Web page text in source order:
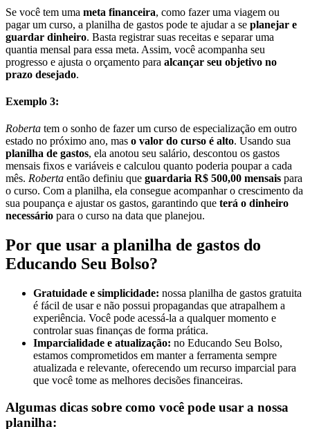
Se você tem uma meta financeira, como fazer uma viagem ou
pagar um curso, a planilha de gastos pode te ajudar a se planejar e
guardar dinheiro. Basta registrar suas receitas e separar uma
quantia mensal para essa meta. Assim, você acompanha seu
progresso e ajusta o orçamento para alcançar seu objetivo no
prazo desejado.
Exemplo 3:
Roberta tem o sonho de fazer um curso de especialização em outro
estado no próximo ano, mas o valor do curso é alto. Usando sua
planilha de gastos, ela anotou seu salário, descontou os gastos
mensais fixos e variáveis e calculou quanto poderia poupar a cada
mês. Roberta então definiu que guardaria R$ 500,00 mensais para
o curso. Com a planilha, ela consegue acompanhar o crescimento da
sua poupança e ajustar os gastos, garantindo que terá o dinheiro
necessário para o curso na data que planejou.
Por que usar a planilha de gastos do
Educando Seu Bolso?
Gratuidade e simplicidade: nossa planilha de gastos gratuita
é fácil de usar e não possui propagandas que atrapalhem a
experiência. Você pode acessá-la a qualquer momento e
controlar suas finanças de forma prática.
Imparcialidade e atualização: no Educando Seu Bolso,
estamos comprometidos em manter a ferramenta sempre
atualizada e relevante, oferecendo um recurso imparcial para
que você tome as melhores decisões financeiras.
Algumas dicas sobre como você pode usar a nossa
planilha: